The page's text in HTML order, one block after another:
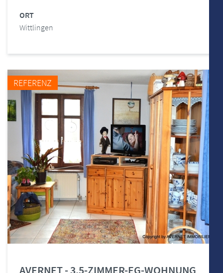
ORT
Wittlingen
REFERENZ
AVERNET - 3,5-ZIMMER-EG-WOHNUNG